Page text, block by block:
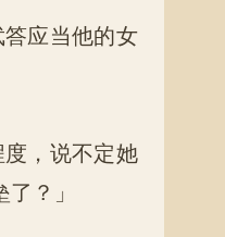
应当他的女
，说不定她
？」